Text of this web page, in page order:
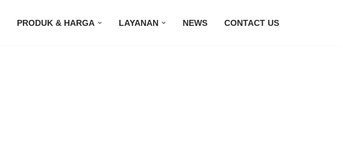
PRODUK & HARGA LAYANAN NEWS CONTACT US